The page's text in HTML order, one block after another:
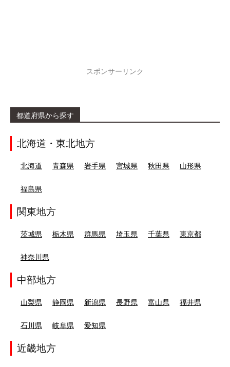
スポンサーリンク
都道府県から探す
北海道・東北地方
北海道 青森県 岩手県 宮城県 秋田県 山形県
福島県
関東地方
茨城県 栃木県 群馬県 埼玉県 千葉県 東京都
神奈川県
中部地方
山梨県 静岡県 新潟県 長野県 富山県 福井県
石川県 岐阜県 愛知県
近畿地方